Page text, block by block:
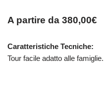
A partire da 380,00€
Caratteristiche Tecniche:
Tour facile adatto alle famiglie.